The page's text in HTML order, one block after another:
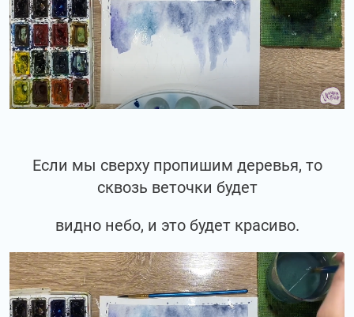
Если мы сверху пропишим деревья, то
сквозь веточки будет
видно небо, и это будет красиво.